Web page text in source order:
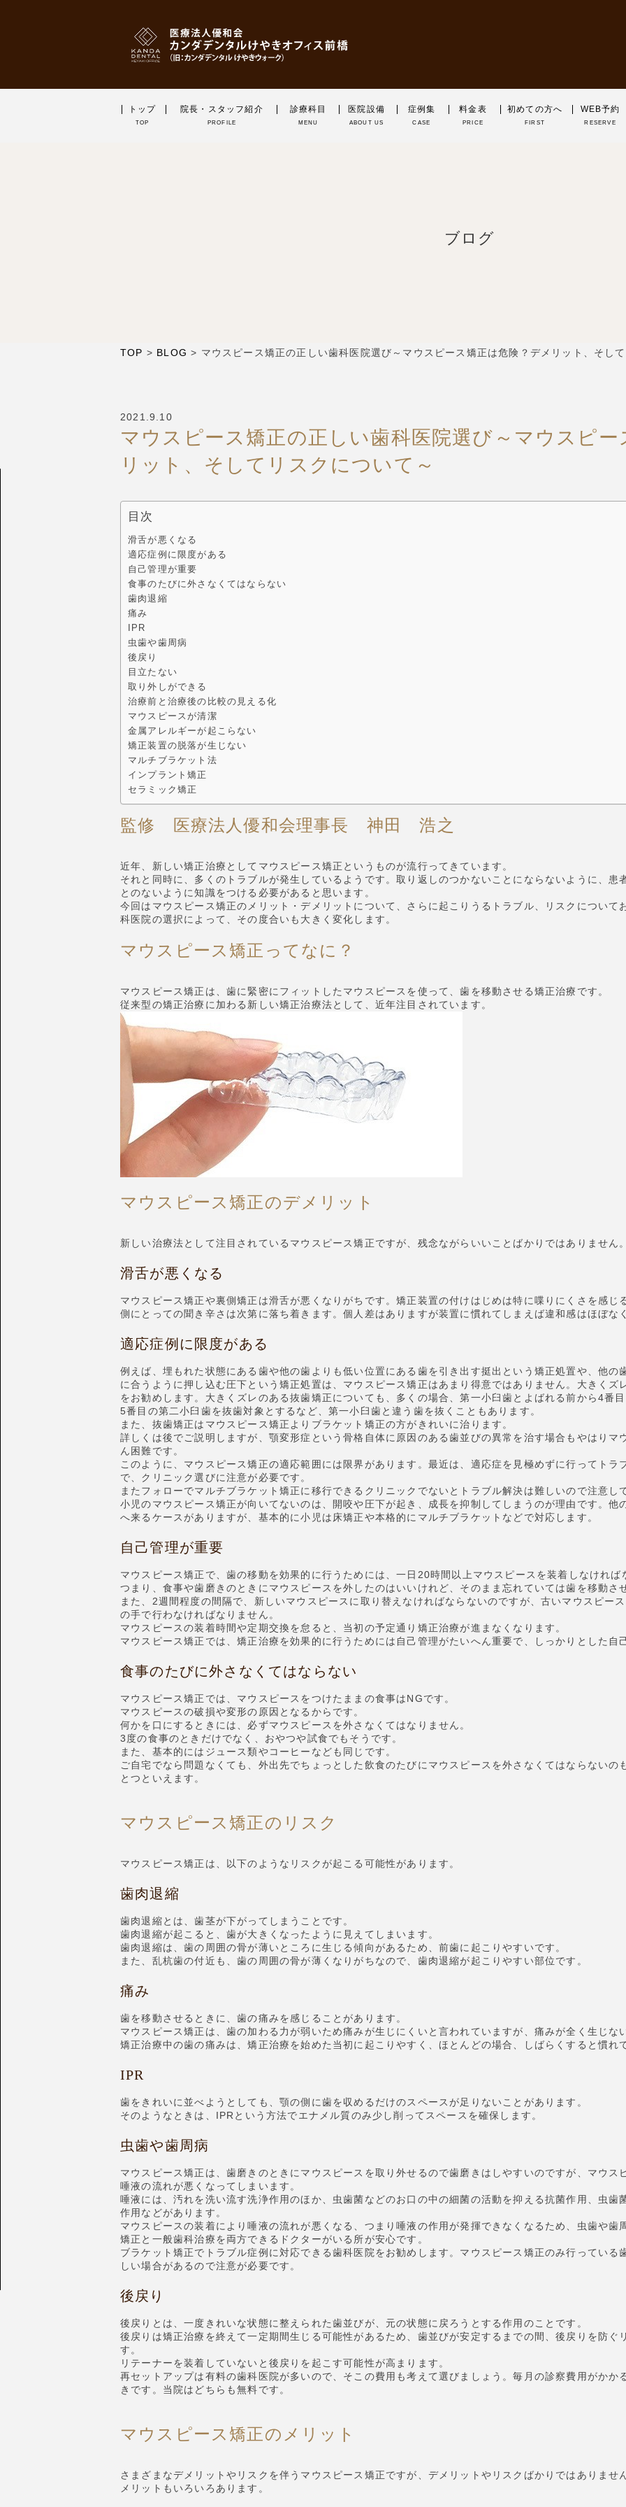
トップ
TOP
院長・スタッフ紹介
PROFILE
診療科目
MENU
医院設備
ABOUT US
症例集
CASE
料金表
PRICE
初めての方へ
FIRST
WEB予約
RESERVE
ブログ
TOP > BLOG > マウスピース矯正の正しい歯科医院選び～マウスピース矯正は危険？デメリット、そし
2021.9.10
マウスピース矯正の正しい歯科医院選び～マウスピ
リット、そしてリスクについて～
目次
滑舌が悪くなる
適応症例に限度がある
自己管理が重要
食事のたびに外さなくてはならない
歯肉退縮
痛み
IPR
虫歯や歯周病
後戻り
目立たない
取り外しができる
治療前と治療後の比較の見える化
マウスピースが清潔
金属アレルギーが起こらない
矯正装置の脱落が生じない
マルチブラケット法
インプラント矯正
セラミック矯正
監修 医療法人優和会理事長 神田 浩之
近年、新しい矯正治療としてマウスピース矯正というものが流行ってきています。
それと同時に、多くのトラブルが発生しているようです。取り返しのつかないことにならないように、患
とのないように知識をつける必要があると思います。
今回はマウスピース矯正のメリット・デメリットについて、さらに起こりうるトラブル、リスクについて
科医院の選択によって、その度合いも大きく変化します。
マウスピース矯正ってなに？
マウスピース矯正は、歯に緊密にフィットしたマウスピースを使って、歯を移動させる矯正治療です。
従来型の矯正治療に加わる新しい矯正治療法として、近年注目されています。
マウスピース矯正のデメリット
新しい治療法として注目されているマウスピース矯正ですが、残念ながらいいことばかりではありません
滑舌が悪くなる
マウスピース矯正や裏側矯正は滑舌が悪くなりがちです。矯正装置の付けはじめは特に喋りにくさを感じ
側にとっての聞き辛さは次第に落ち着きます。個人差はありますが装置に慣れてしまえば違和感はほぼな
適応症例に限度がある
例えば、埋もれた状態にある歯や他の歯よりも低い位置にある歯を引き出す挺出という矯正処置や、他の
に合うように押し込む圧下という矯正処置は、マウスピース矯正はあまり得意ではありません。大きくズ
をお勧めします。大きくズレのある抜歯矯正についても、多くの場合、第一小臼歯とよばれる前から4番
5番目の第二小臼歯を抜歯対象とするなど、第一小臼歯と違う歯を抜くこともあります。
また、抜歯矯正はマウスピース矯正よりブラケット矯正の方がきれいに治ります。
詳しくは後でご説明しますが、顎変形症という骨格自体に原因のある歯並びの異常を治す場合もやはりマ
ん困難です。
このように、マウスピース矯正の適応範囲には限界があります。最近は、適応症を見極めずに行ってトラ
で、クリニック選びに注意が必要です。
またフォローでマルチブラケット矯正に移行できるクリニックでないとトラブル解決は難しいので注意し
小児のマウスピース矯正が向いてないのは、開咬や圧下が起き、成長を抑制してしまうのが理由です。他
へ来るケースがありますが、基本的に小児は床矯正や本格的にマルチブラケットなどで対応します。
自己管理が重要
マウスピース矯正で、歯の移動を効果的に行うためには、一日20時間以上マウスピースを装着しなければ
つまり、食事や歯磨きのときにマウスピースを外したのはいいけれど、そのまま忘れていては歯を移動さ
また、2週間程度の間隔で、新しいマウスピースに取り替えなければならないのですが、古いマウスピー
の手で行わなければなりません。
マウスピースの装着時間や定期交換を怠ると、当初の予定通り矯正治療が進まなくなります。
マウスピース矯正では、矯正治療を効果的に行うためには自己管理がたいへん重要で、しっかりとした自
食事のたびに外さなくてはならない
マウスピース矯正では、マウスピースをつけたままの食事はNGです。
マウスピースの破損や変形の原因となるからです。
何かを口にするときには、必ずマウスピースを外さなくてはなりません。
3度の食事のときだけでなく、おやつや試食でもそうです。
また、基本的にはジュース類やコーヒーなども同じです。
ご自宅でなら問題なくても、外出先でちょっとした飲食のたびにマウスピースを外さなくてはならないの
とつといえます。
マウスピース矯正のリスク
マウスピース矯正は、以下のようなリスクが起こる可能性があります。
歯肉退縮
歯肉退縮とは、歯茎が下がってしまうことです。
歯肉退縮が起こると、歯が大きくなったように見えてしまいます。
歯肉退縮は、歯の周囲の骨が薄いところに生じる傾向があるため、前歯に起こりやすいです。
また、乱杭歯の付近も、歯の周囲の骨が薄くなりがちなので、歯肉退縮が起こりやすい部位です。
痛み
歯を移動させるときに、歯の痛みを感じることがあります。
マウスピース矯正は、歯の加わる力が弱いため痛みが生じにくいと言われていますが、痛みが全く生じな
矯正治療中の歯の痛みは、矯正治療を始めた当初に起こりやすく、ほとんどの場合、しばらくすると慣れ
IPR
歯をきれいに並べようとしても、顎の側に歯を収めるだけのスペースが足りないことがあります。
そのようなときは、IPRという方法でエナメル質のみ少し削ってスペースを確保します。
虫歯や歯周病
マウスピース矯正は、歯磨きのときにマウスピースを取り外せるので歯磨きはしやすいのですが、マウス
唾液の流れが悪くなってしまいます。
唾液には、汚れを洗い流す洗浄作用のほか、虫歯菌などのお口の中の細菌の活動を抑える抗菌作用、虫歯
作用などがあります。
マウスピースの装着により唾液の流れが悪くなる、つまり唾液の作用が発揮できなくなるため、虫歯や歯
矯正と一般歯科治療を両方できるドクターがいる所が安心です。
ブラケット矯正でトラブル症例に対応できる歯科医院をお勧めします。マウスピース矯正のみ行っている
しい場合があるので注意が必要です。
後戻り
後戻りとは、一度きれいな状態に整えられた歯並びが、元の状態に戻ろうとする作用のことです。
後戻りは矯正治療を終えて一定期間生じる可能性があるため、歯並びが安定するまでの間、後戻りを防ぐ
す。
リテーナーを装着していないと後戻りを起こす可能性が高まります。
再セットアップは有料の歯科医院が多いので、そこの費用も考えて選びましょう。毎月の診察費用がかか
きです。当院はどちらも無料です。
マウスピース矯正のメリット
さまざまなデメリットやリスクを伴うマウスピース矯正ですが、デメリットやリスクばかりではありませ
メリットもいろいろあります。